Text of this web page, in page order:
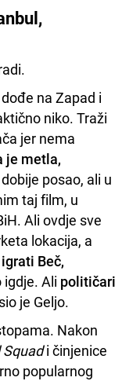
na Zapad i
niko. Traži
jer nema
je metla,
posao, ali u
taj film, u
Ali ovdje sve
lokacija, a
Beč,
Ali političari
je Geljo.
Nakon
Squadi činjenice
popularnog